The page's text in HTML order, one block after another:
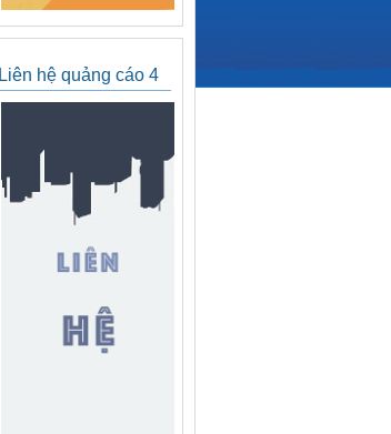
Liên hệ quảng cáo 4